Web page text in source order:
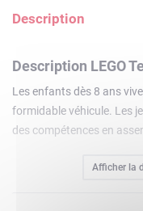
Description
Description LEGO
Les enfants dès 8 ans
formidable véhicule. Les
des compétences en
capable. Le buggy inclut
Afficher la